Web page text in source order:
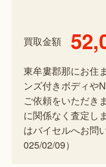
買取金額
東牟婁郡那にお住
ンズ付きボディや
ご依頼をいただき
に関係なく査定し
はバイセルへお問
025/02/09）